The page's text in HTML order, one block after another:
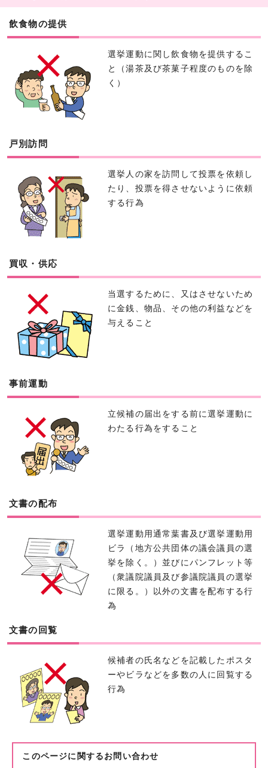
飲食物の提供
選挙運動に関し飲食物を提供するこ
と（湯茶及び茶菓子程度のものを除
く）
戸別訪問
選挙人の家を訪問して投票を依頼し
たり、投票を得させないように依頼
する行為
買収・供応
当選するために、又はさせないため
に金銭、物品、その他の利益などを
与えること
事前運動
立候補の届出をする前に選挙運動に
わたる行為をすること
文書の配布
選挙運動用通常葉書及び選挙運動用
ビラ（地方公共団体の議会議員の選
挙を除く。）並びにパンフレット等
（衆議院議員及び参議院議員の選挙
に限る。）以外の文書を配布する行
為
文書の回覧
候補者の氏名などを記載したポスタ
ーやビラなどを多数の人に回覧する
行為
このページに関する お問い合わせ